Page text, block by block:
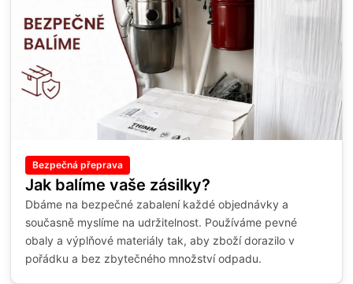
Bezpečná přeprava
Jak balíme vaše zásilky?
Dbáme na bezpečné zabalení každé objednávky a
současně myslíme na udržitelnost. Používáme pevné
obaly a výplňové materiály tak, aby zboží dorazilo v
pořádku a bez zbytečného množství odpadu.